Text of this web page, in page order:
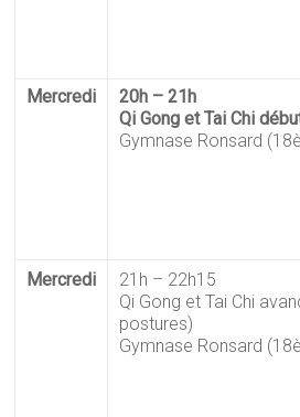
Mercredi
20h – 21h
Qi Gong et Tai Chi
Gymnase Ronsard
Mercredi
21h – 22h15
Qi Gong et Tai Chi
postures)
Gymnase Ronsard